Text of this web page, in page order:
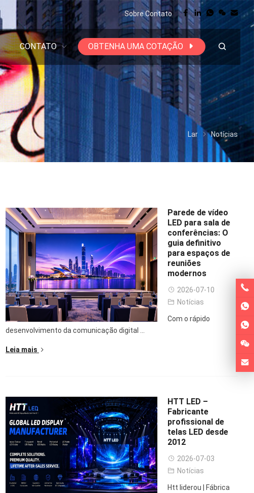
Sobre Contato
CONTATO OBTENHA UMA COTAÇÃO
Lar Notícias
Parede de vídeo
LED para sala de
conferências: O
guia definitivo
para espaços de
reuniões
modernos
2026-07-10
Notícias
Com o rápido
desenvolvimento da comunicação digital ...
Leia mais
HTT LED –
Fabricante
profissional de
telas LED desde
2012
2026-07-03
Notícias
Htt liderou | Fábrica